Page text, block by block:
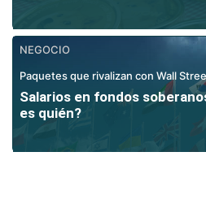
NEGOCIO
Paquetes que rivalizan con Wall
Salarios en fondos
es quién?